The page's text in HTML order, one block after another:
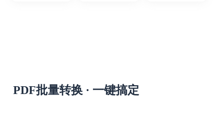
PDF批量转换 · 一键搞定